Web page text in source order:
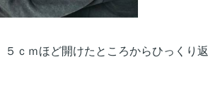
５ｃｍほど開けたところからひっくり